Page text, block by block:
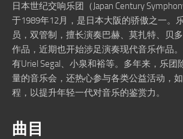
日本世纪交响乐团（Japan Century
于1989年12月，是日本大阪的骄傲之一。
员，双管制，擅长演奏巴赫、莫扎特、贝
作品，近期也开始涉足演奏现代音乐作品
有Uriel Segal、小泉和裕等。多年来，乐团
量的音乐会，还热心参与各类公益活动，
程，以提升年轻一代对音乐的鉴赏力。
曲目